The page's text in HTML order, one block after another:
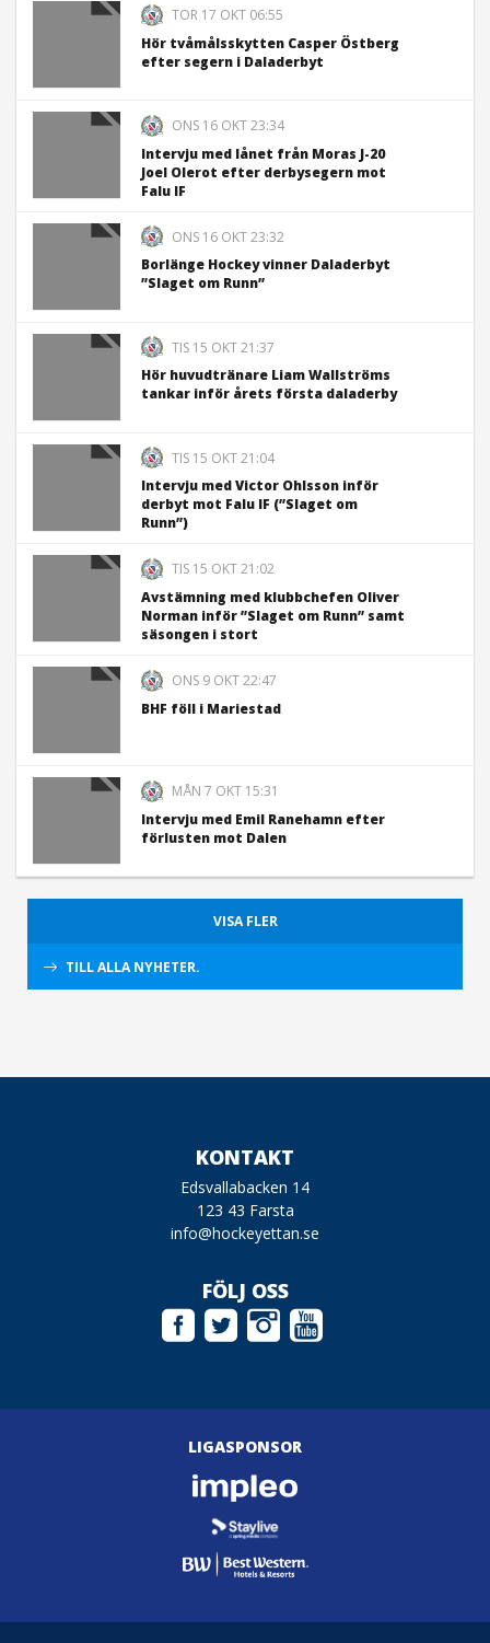
TOR 17 OKT 06:55
Hör tvåmålsskytten Casper Östberg
efter segern i Daladerbyt
ONS 16 OKT 23:34
Intervju med lånet från Moras J-20
Joel Olerot efter derbysegern mot
Falu IF
ONS 16 OKT 23:32
Borlänge Hockey vinner Daladerbyt
”Slaget om Runn”
TIS 15 OKT 21:37
Hör huvudtränare Liam Wallströms
tankar inför årets första daladerby
TIS 15 OKT 21:04
Intervju med Victor Ohlsson inför
derbyt mot Falu IF (”Slaget om
Runn”)
TIS 15 OKT 21:02
Avstämning med klubbchefen Oliver
Norman inför ”Slaget om Runn” samt
säsongen i stort
ONS 9 OKT 22:47
BHF föll i Mariestad
MÅN 7 OKT 15:31
Intervju med Emil Ranehamn efter
förlusten mot Dalen
VISA FLER
TILL ALLA NYHETER.
KONTAKT
Edsvallabacken 14
123 43 Farsta
info@hockeyettan.se
FÖLJ OSS
LIGASPONSOR